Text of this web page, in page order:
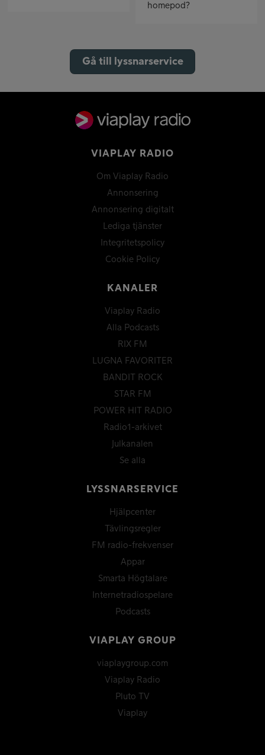
homepod?
Gå till lyssnarservice
VIAPLAY RADIO
Om Viaplay Radio
Annonsering
Annonsering digitalt
Lediga tjänster
Integritetspolicy
Cookie Policy
KANALER
Viaplay Radio
Alla Podcasts
RIX FM
LUGNA FAVORITER
BANDIT ROCK
STAR FM
POWER HIT RADIO
Radio1-arkivet
Julkanalen
Se alla
LYSSNARSERVICE
Hjälpcenter
Tävlingsregler
FM radio-frekvenser
Appar
Smarta Högtalare
Internetradiospelare
Podcasts
VIAPLAY GROUP
viaplaygroup.com
Viaplay Radio
Pluto TV
Viaplay